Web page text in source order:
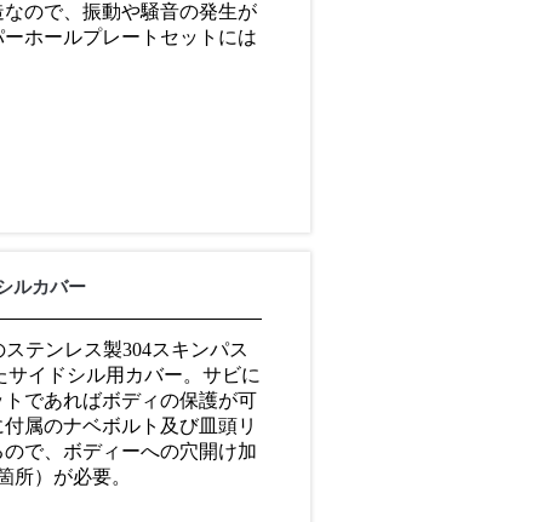
ので、振動や騒音の発生が
ホールプレートセットには
ルカバー
ステンレス製304スキンパス
サイドシル用カバー。サビに
であればボディの保護が可
属のナベボルト及び皿頭リ
で、ボディーへの穴開け加
所）が必要。